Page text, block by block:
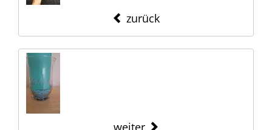
zurück
weiter